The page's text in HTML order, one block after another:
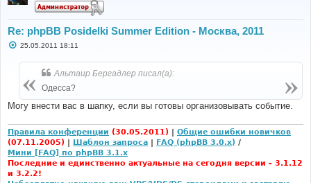
Re: phpBB Posidelki Summer Edition - Москва, 2011
С
е
25.05.2011 18:11
Альтаир Бергадлер писал(а):
Одесса?
Могу внести вас в шапку, если вы готовы организовывать событие.
Правила конференции (30.05.2011) | Общие ошибки новичков
(07.11.2005) | Шаблон запроса | FAQ (phpBB 3.0.x) /
Мини [FAQ] по phpBB 3.1.x
Последние и единственно актуальные на сегодня версии - 3.1.12
и 3.2.2!